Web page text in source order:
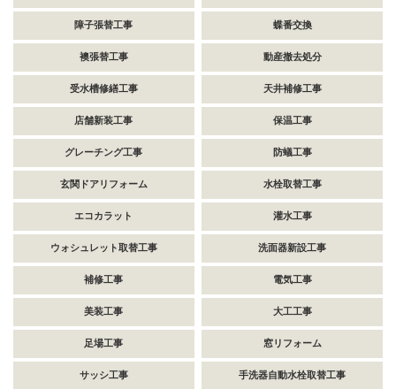
障子張替工事 蝶番交換
襖張替工事 動産撤去処分
受水槽修繕工事 天井補修工事
店舗新装工事 保温工事
グレーチング工事 防蟻工事
玄関ドアリフォーム 水栓取替工事
エコカラット 灌水工事
ウォシュレット取替工事 洗面器新設工事
補修工事 電気工事
美装工事 大工工事
足場工事 窓リフォーム
サッシ工事 手洗器自動水栓取替工事